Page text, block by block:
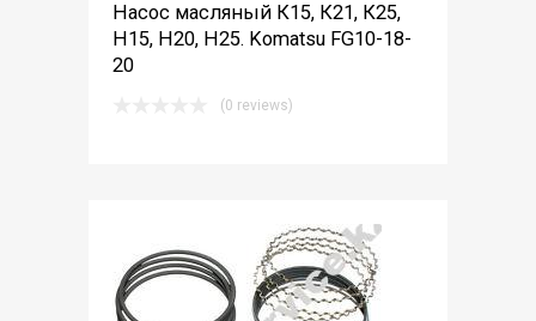
Насос масляный К15, К21, К25,
Н15, Н20, Н25. Komatsu FG10-18-
20
(0 reviews)